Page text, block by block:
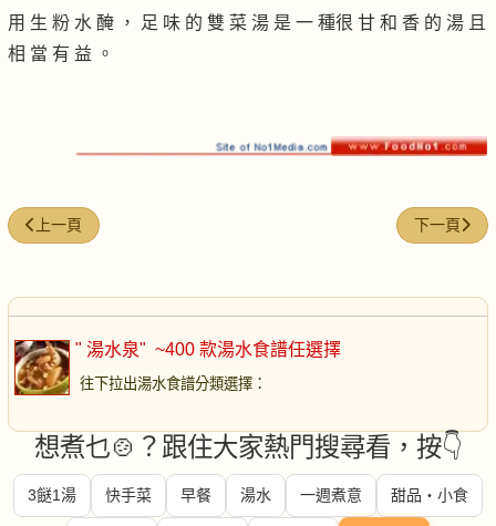
用 生 粉 水 醃 ， 足 味 的 雙 菜 湯 是 一 種很 甘 和 香 的 湯 且
相 當 有 益 。
上一篇文章: 豬展燉雪耳
上一頁 下一篇文章
下一頁
" 湯水泉" ~400 款湯水食譜任選擇
往下拉出湯水食譜分類選擇 ：
想煮乜🍲？跟住大家熱門搜尋看，按👇
3餸1湯 快手菜 早餐 湯水 一週煮意 甜品・小食